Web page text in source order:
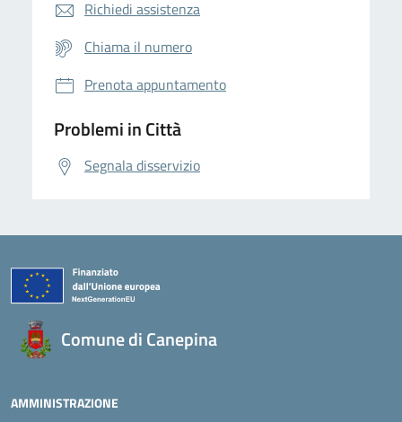
Richiedi assistenza
Chiama il numero
Prenota appuntamento
Problemi in Città
Segnala disservizio
Comune di Canepina
AMMINISTRAZIONE